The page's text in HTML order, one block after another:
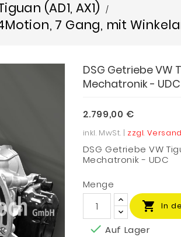
(AD1, AX1)
7 Gang, mit
DSG Getriebe VW
Mechatronik - UDC
2.799,00 €
inkl. MwSt. | zzgl.
DSG Getriebe VW
Mechatronik - UDC
Menge
 In
 Auf Lager